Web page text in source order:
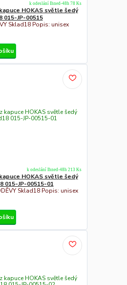
HOKAS světle šedý
015-JP-00515
Sklad18 Popis: unisex
k odeslání Ihned-48h 78 Ks
HOKAS světle šedý
015-JP-00515-01
Sklad18 Popis: unisex
k odeslání Ihned-48h 213 Ks